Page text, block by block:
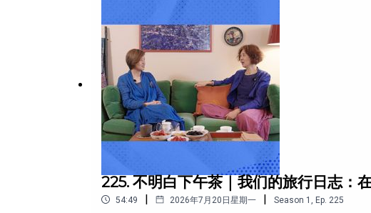
高阿姨：我目睹了奈飞版《三体》中的文革暴力
https://bumingbai.net/2024/04/13/ep-093-aunt-gao/
严歌苓、查建英谈《芳华》、文革以及年轻人为何越来越左？
https://youtu.be/l0_3PTHT09I
官网：bumingbai.net
https://bit.ly/bmb-donate
推特：@ bumingbaipod
套迫害机制？一个人在体制中受到伤害时，是否也
版：https://youtu.be/_aAAAT3kYP4 点击加入我们的
https://www.bumingbai.net/donation/时间轴00:00
为看守17:40 2016年考入和田县公安局：大规模拘禁
拘禁营“结业”：烧毁档案与更隐秘的控制56:19 村警
KPI01:31:40 2022年：疫情管控下的和田县01:42:55
年难以回老家：一二级战备、值班生活与家庭破裂
亚博想对汉族人和维吾尔人分别说什么02:24:06 “你
号、邮箱及任何身份信息，还支持开通数字货币钱包
https://apps.apple.com/jp/app/id6737590326谷歌
https://mosavi.io/download
225. 不明白下午茶｜我们的旅行日志：
54:49 | 2026年7月20日星期一 | Season 1 Ep. 225